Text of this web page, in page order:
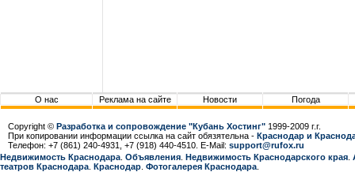
О нас Реклама на сайте Новости Погода
Copyright © Разработка и сопровождение "Кубань Хостинг" 1999-2009 г.г.
При копировании информации ссылка на сайт обязятельна - Краснодар и
Телефон: +7 (861) 240-4931, +7 (918) 440-4510. E-Mail: support@rufox.ru
Недвижимость Краснодара Объявления Недвижимость Краснодарcкого края
театров Краснодара Краснодар Фотогалерея Краснодара